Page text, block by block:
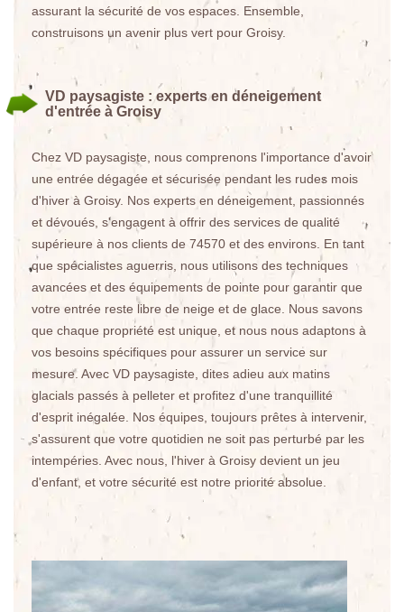
assurant la sécurité de vos espaces. Ensemble,
construisons un avenir plus vert pour Groisy.
VD paysagiste : experts en déneigement
d'entrée à Groisy
Chez VD paysagiste, nous comprenons l'importance d'avoir
une entrée dégagée et sécurisée pendant les rudes mois
d'hiver à Groisy. Nos experts en déneigement, passionnés
et dévoués, s'engagent à offrir des services de qualité
supérieure à nos clients de 74570 et des environs. En tant
que spécialistes aguerris, nous utilisons des techniques
avancées et des équipements de pointe pour garantir que
votre entrée reste libre de neige et de glace. Nous savons
que chaque propriété est unique, et nous nous adaptons à
vos besoins spécifiques pour assurer un service sur
mesure. Avec VD paysagiste, dites adieu aux matins
glacials passés à pelleter et profitez d'une tranquillité
d'esprit inégalée. Nos équipes, toujours prêtes à intervenir,
s'assurent que votre quotidien ne soit pas perturbé par les
intempéries. Avec nous, l'hiver à Groisy devient un jeu
d'enfant, et votre sécurité est notre priorité absolue.